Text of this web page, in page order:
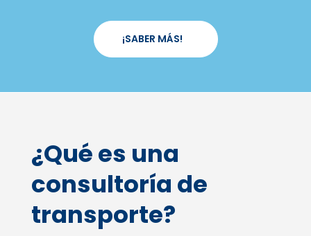
¡SABER MÁS!
¿Qué es una
consultoría de
transporte?